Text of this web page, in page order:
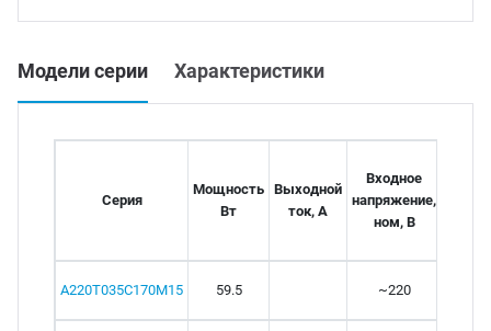
Модели серии Характеристики
Серия
Мощность
Вт
Выходной
ток, А
Входное
напряжение,
ном, В
А220Т035С170М15 59.5 ~220